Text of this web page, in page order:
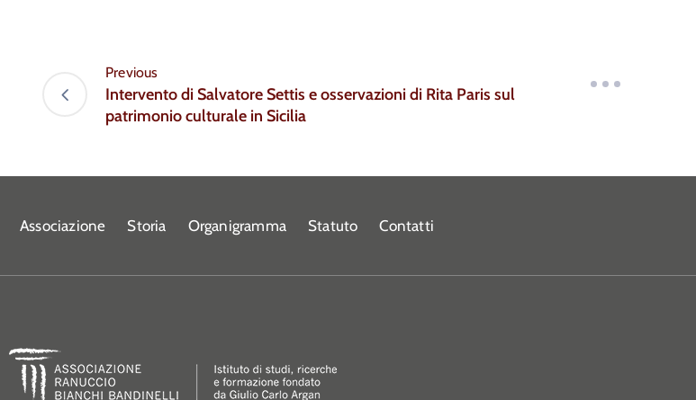
Previous
Intervento di Salvatore Settis e osservazioni di Rita Paris sul
patrimonio culturale in Sicilia
Associazione Storia Organigramma Statuto Contatti